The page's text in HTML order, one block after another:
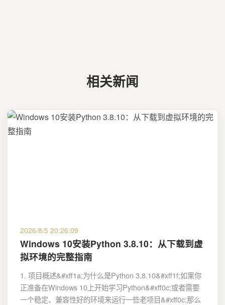
相关新闻
2026/8/5 20:26:09
Windows 10安装Python 3.8.10：从下载到虚
拟环境的完整指南
1. 项目概述&#xff1a;为什么是Python 3.8.10&#xff1f;如果你
正准备在Windows 10上开始学习Python&#xff0c;或者需要
一个稳定、兼容性好的环境来运行一些老项目&#xff0c;那么